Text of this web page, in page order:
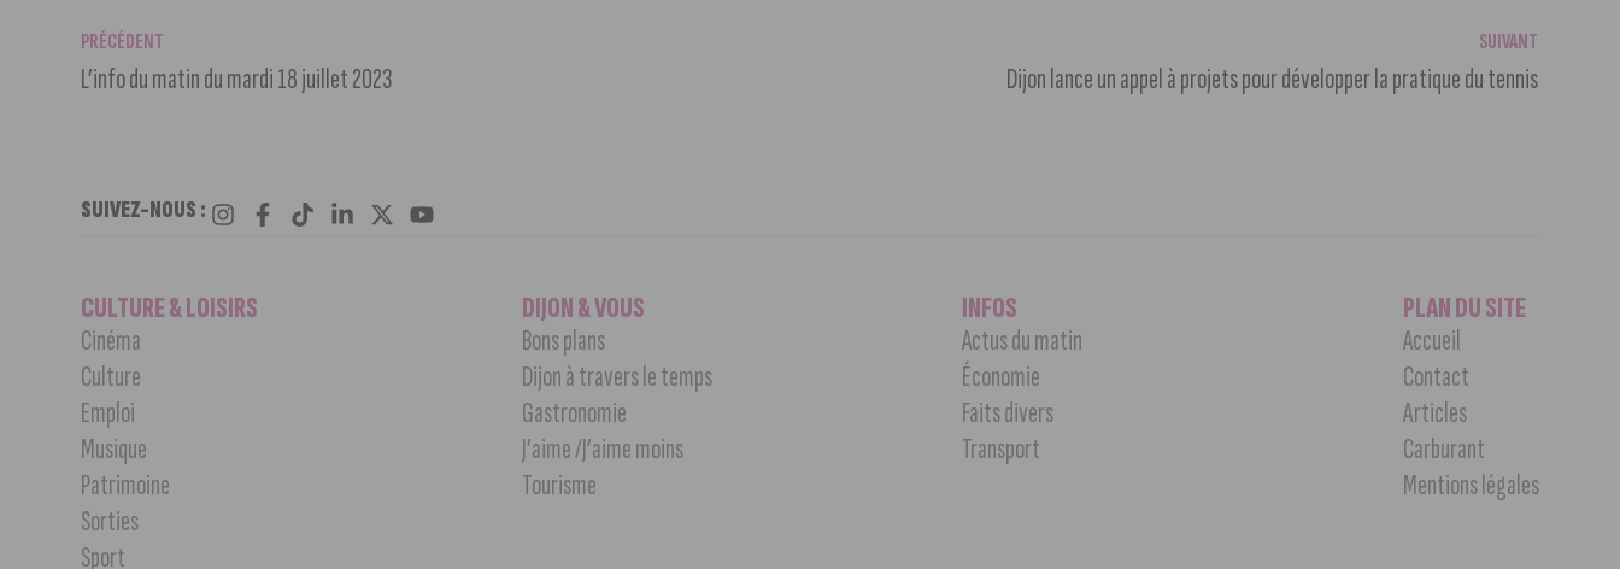
PRÉCÉDENT
L’info du matin du mardi 18 juillet 2023
SUIVANT
Dijon lance un appel à projets pour développer la pratique du tennis
SUIVEZ-NOUS :
CULTURE & LOISIRS
Cinéma
Culture
Emploi
Musique
Patrimoine
Sorties
Sport
DIJON & VOUS
Bons plans
Dijon à travers le temps
Gastronomie
J’aime /J’aime moins
Tourisme
INFOS
Actus du matin
Économie
Faits divers
Transport
PLAN DU SITE
Accueil
Contact
Articles
Carburant
Mentions légales